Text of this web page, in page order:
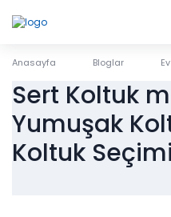
Anasayfa Bloglar
Sert Koltuk
Yumuşak
Koltuk